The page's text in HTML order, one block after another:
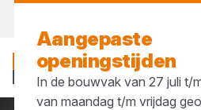
Aangepaste
openingstijden
In de bouwvak van 27 juli t/
van maandag t/m vrijdag